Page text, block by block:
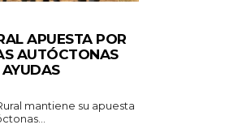
APUESTA POR
AUTÓCTONAS
mantiene su apuesta